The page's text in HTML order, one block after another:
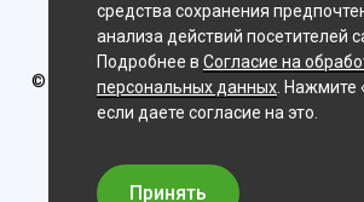
Волгоград
© Delaflor - доставка цветов, 2012-2026
Вячеславович
ИНН 540409481687 ОГРН
средства сохранения
анализа действий посетителей
Подробнее в Согласие на
персональных данных . Нажмите
если даете согласие на это.
Принять